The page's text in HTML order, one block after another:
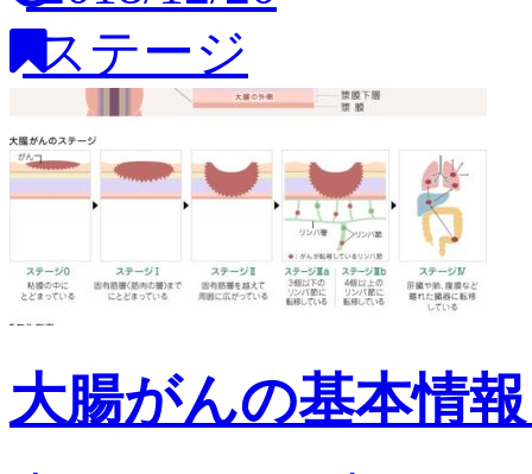
ステージ
大腸がんの基本情